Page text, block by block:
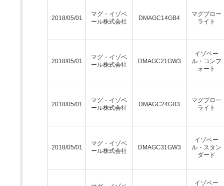
2018/05/01
マグ・イゾベ
ール株式会社
DMAGC14GB4
マグブロー
ライト
2018/05/01
マグ・イゾベ
ール株式会社
DMAGC21GW3
イゾベー
ル・コンフ
ォート
2018/05/01
マグ・イゾベ
ール株式会社
DMAGC24GB3
マグブロー
ライト
2018/05/01
マグ・イゾベ
ール株式会社
DMAGC31GW3
イゾベー
ル・スタン
ダード
イゾベー